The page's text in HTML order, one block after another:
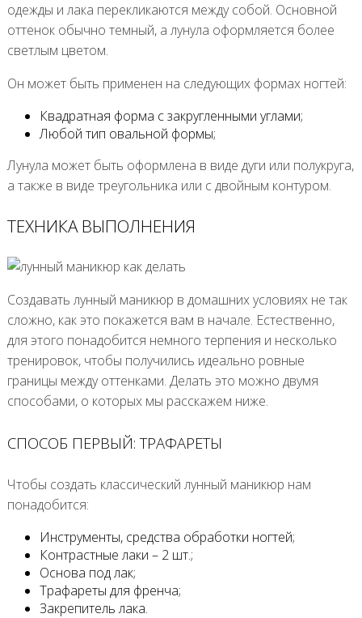
одежды и лака перекликаются между собой. Основной
оттенок обычно темный, а лунула оформляется более
светлым цветом.
Он может быть применен на следующих формах ногтей:
Квадратная форма с закругленными углами;
Любой тип овальной формы;
Лунула может быть оформлена в виде дуги или полукруга,
а также в виде треугольника или с двойным контуром.
ТЕХНИКА ВЫПОЛНЕНИЯ
Создавать лунный маникюр в домашних условиях не так
сложно, как это покажется вам в начале. Естественно,
для этого понадобится немного терпения и несколько
тренировок, чтобы получились идеально ровные
границы между оттенками. Делать это можно двумя
способами, о которых мы расскажем ниже.
СПОСОБ ПЕРВЫЙ: ТРАФАРЕТЫ
Чтобы создать классический лунный маникюр нам
понадобится:
Инструменты, средства обработки ногтей;
Контрастные лаки – 2 шт.;
Основа под лак;
Трафареты для френча;
Закрепитель лака.